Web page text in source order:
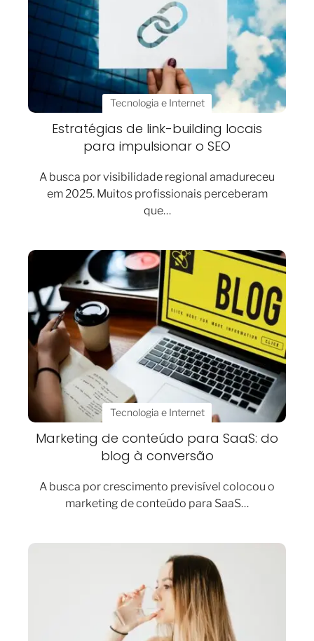
Tecnologia e Internet
Estratégias de link-building locais
para impulsionar o SEO
A busca por visibilidade regional amadureceu
em 2025. Muitos profissionais perceberam
que…
Tecnologia e Internet
Marketing de conteúdo para SaaS: do
blog à conversão
A busca por crescimento previsível colocou o
marketing de conteúdo para SaaS…